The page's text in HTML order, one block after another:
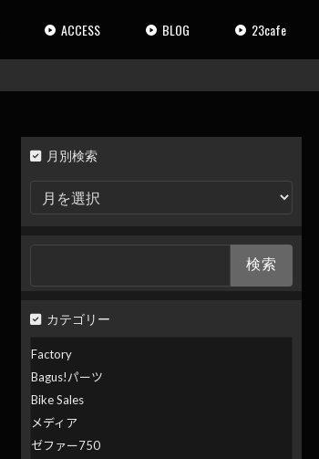
ACCESS BLOG 23cafe
月別検索
月
検
カテゴリー
Factory
Bagus!パーツ
Bike Sales
メディア
ゼファー750